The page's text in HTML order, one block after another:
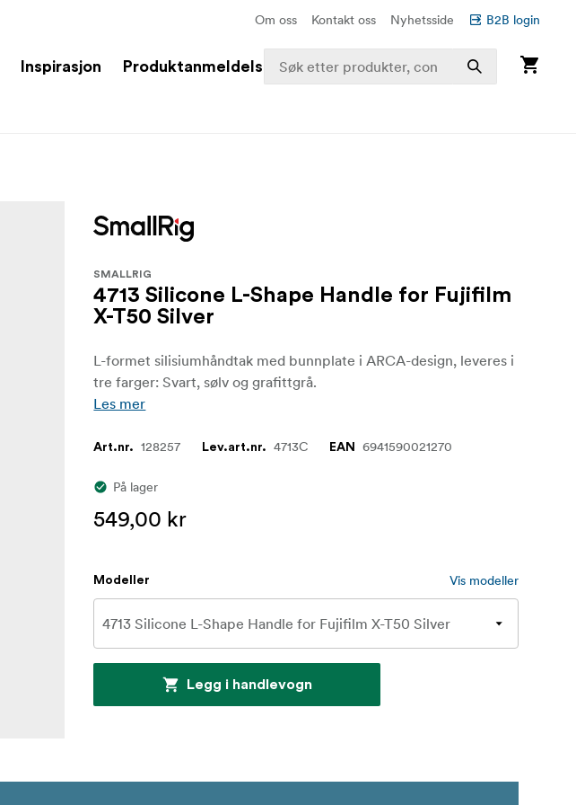
Om oss Kontakt oss Nyhetsside B2B login
Inspirasjon Produktanmeldelser
SMALLRIG
4713 Silicone L-Shape Handle for Fujifilm
X-T50 Silver
L-formet silisiumhåndtak med bunnplate i ARCA-design, leveres i
tre farger: Svart, sølv og grafittgrå.
Les mer
Art.nr. 128257 Lev.art.nr. 4713C EAN 6941590021270
På lager
549,00 kr
Modeller Vis modeller
Legg i handlevogn